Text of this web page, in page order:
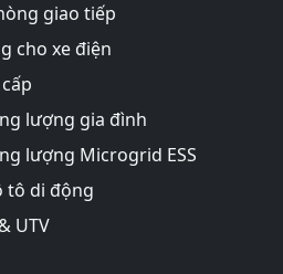
giao tiếp
cho xe điện
lượng gia đình
lượng Microgrid ESS
tô di động
UTV